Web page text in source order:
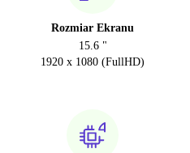
Rozmiar Ekranu
15.6 "
1920 x 1080 (FullHD)